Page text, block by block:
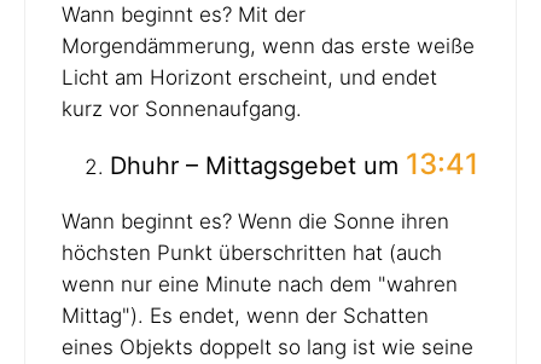
Wann beginnt es? Mit der
Morgendämmerung, wenn das erste weiße
Licht am Horizont erscheint, und endet
kurz vor Sonnenaufgang.
Dhuhr – Mittagsgebet um 13:41
Wann beginnt es? Wenn die Sonne ihren
höchsten Punkt überschritten hat (auch
wenn nur eine Minute nach dem "wahren
Mittag"). Es endet, wenn der Schatten
eines Objekts doppelt so lang ist wie seine